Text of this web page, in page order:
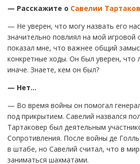
— Расскажите о Савелии
— Не уверен, что могу назвать его
значительно повлиял на мой игровой
показал мне, что важнее общий
конкретные ходы. Он был уверен, что
иначе. Знаете, кем он был?
— Нет…
— Во время войны он помогал
под прикрытием. Савелий назвался
Тартаковер был деятельным
Сопротивления. После войны де
в штабе, но Савелий считал, что в
заниматься шахматами.